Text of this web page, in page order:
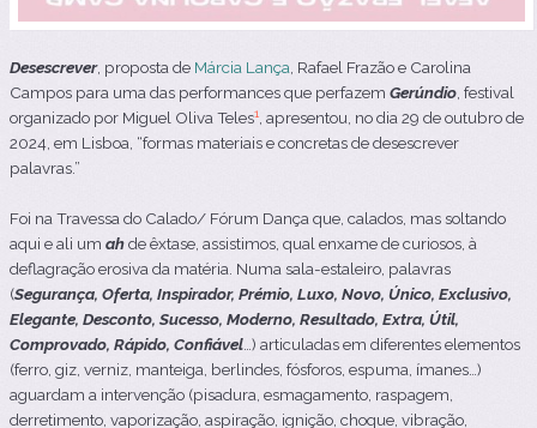
Desescrever, proposta de Márcia Lança , Rafael Frazão e Carolina
Campos para uma das performances que perfazem Gerúndio , festival
organizado por Miguel Oliva Teles1
, apresentou, no dia 29 de outubro de
2024, em Lisboa, “formas materiais e concretas de desescrever
palavras.”
Foi na Travessa do Calado/ Fórum Dança que, calados, mas soltando
aqui e ali um ahde êxtase, assistimos, qual enxame de curiosos, à
deflagração erosiva da matéria. Numa sala-estaleiro, palavras
(Segurança, Oferta, Inspirador, Prémio, Luxo, Novo, Único, Exclusivo,
Elegante, Desconto, Sucesso, Moderno, Resultado, Extra, Útil,
Comprovado, Rápido, Confiável …) articuladas em diferentes elementos
(ferro, giz, verniz, manteiga, berlindes, fósforos, espuma, ímanes…)
aguardam a intervenção (pisadura, esmagamento, raspagem,
derretimento, vaporização, aspiração, ignição, choque, vibração,